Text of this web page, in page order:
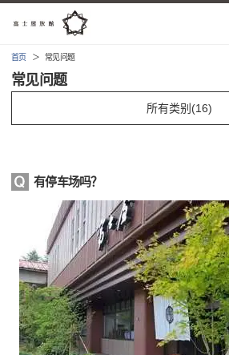
首页 常见问题
常见问题
有停车场吗？